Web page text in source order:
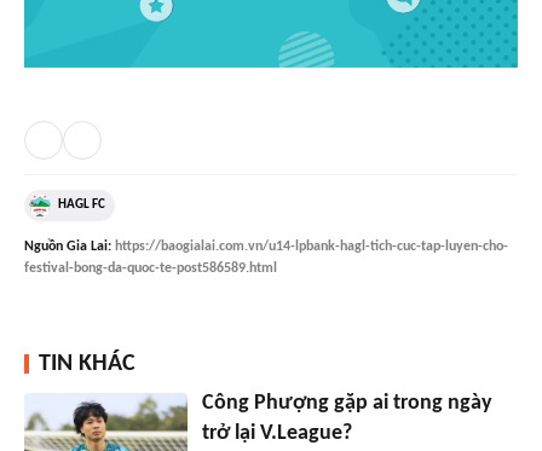
HAGL FC
Nguồn Gia Lai: https://baogialai.com.vn/u14-lpbank-hagl-tich-cuc-tap-luyen-cho-
festival-bong-da-quoc-te-post586589.html
TIN KHÁC
Công Phượng gặp ai trong ngày
trở lại V.League?